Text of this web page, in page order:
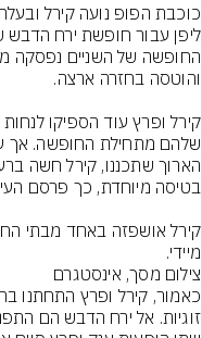
מיידי.
צילום מסך, אינסטגרם